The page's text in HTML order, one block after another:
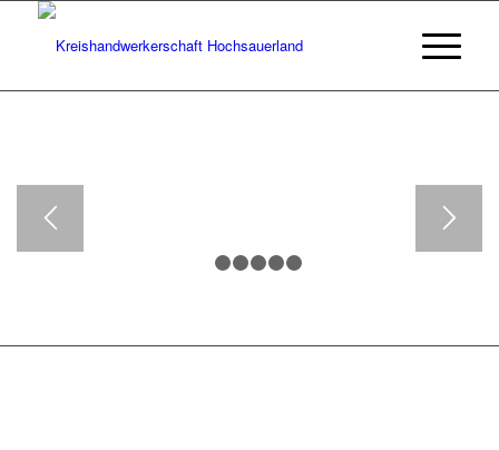
unserer Region sowie die
gemeinsamen Interessen der am
Webseite zu Besuch sind!